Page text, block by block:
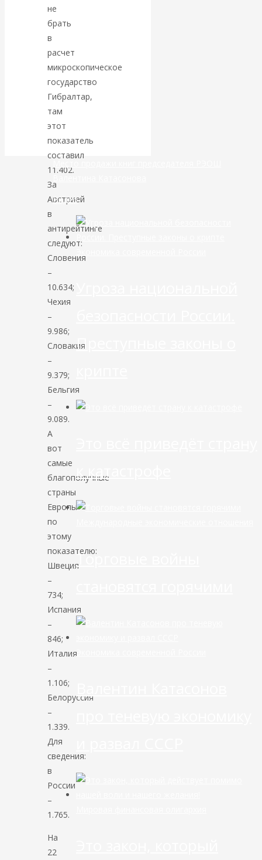
считает, что
кризис в
банковской
сфере России
уже начался
не
брать
в
расчет
микроскопическое
государство
Гибралтар,
там
этот
показатель
составил
11.402.
За
Австрией
в
антирейтинге
следуют:
Словения
–
10.634;
Чехия
–
9.986;
Словакия
–
9.379;
Бельгия
–
9.089.
А
вот
самые
благополучные
страны
Европы
по
этому
показателю:
Швеция
–
734;
Испания
–
846;
Италия
–
1.106;
Белоруссия
–
1.339.
Для
сведения:
в
России
–
1.765.
На
22
Видео
Преступные законы о
к катастрофе
Торговые войны
Экономика современной России